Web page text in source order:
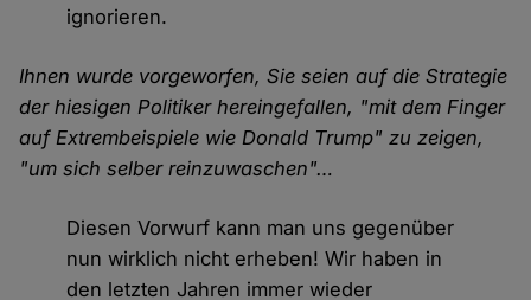
ignorieren.
Ihnen wurde vorgeworfen, Sie seien auf die Strategie
der hiesigen Politiker hereingefallen, "mit dem Finger
auf Extrembeispiele wie Donald Trump" zu zeigen,
"um sich selber reinzuwaschen"…
Diesen Vorwurf kann man uns gegenüber
nun wirklich nicht erheben! Wir haben in
den letzten Jahren immer wieder